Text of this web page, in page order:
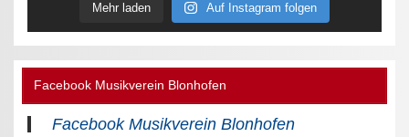
Mehr laden Auf Instagram folgen
Facebook Musikverein Blonhofen
Facebook Musikverein Blonhofen